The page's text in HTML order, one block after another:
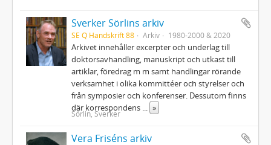
Sverker Sörlins arkiv
SE Q Handskrift 88 Arkiv 1980-2000 & 2020
Arkivet innehåller excerpter och underlag till
doktorsavhandling, manuskript och utkast till
artiklar, föredrag m m samt handlingar rörande
verksamhet i olika kommittéer och styrelser och
från symposier och konferenser. Dessutom finns
där korrespondens
»
Sörlin, Sverker
Vera Friséns arkiv